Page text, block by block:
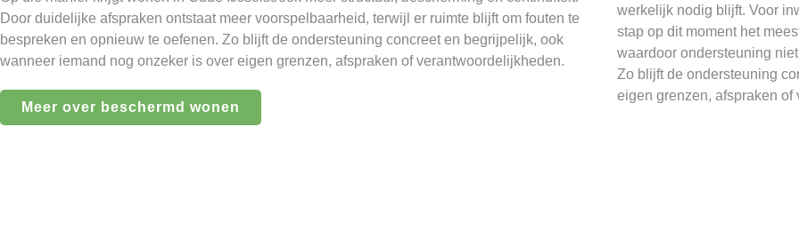
Door duidelijke afspraken ontstaat meer voorspelbaarheid, terwijl er ruimte blijft om fouten te
bespreken en opnieuw te oefenen. Zo blijft de ondersteuning concreet en begrijpelijk, ook
wanneer iemand nog onzeker is over eigen grenzen, afspraken of verantwoordelijkheden.
Meer over beschermd wonen
werkelijk nodig blijft. Voor
stap op dit moment het
waardoor ondersteuning
Zo blijft de ondersteuning
eigen grenzen, afspraken